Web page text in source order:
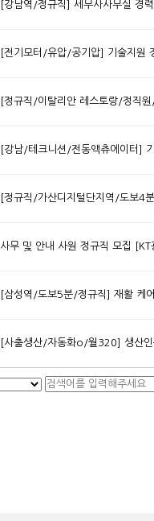
[강남역/정규직] 세무사사무실 경
[전기모터/유압/공기압] 기술지원
[정규직/이탈리안 레스토랑/정직
[강남/테크니션/전동액츄에이터]
[정규직/가산디지털단지역/도보4
사무 및 안내 사원 정규직 모집
[삼성역/도보5분/정규직] 재활 케
[사출생산/자동화o/월320] 생산